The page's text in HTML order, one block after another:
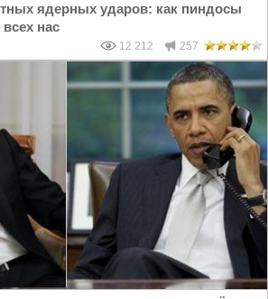
ядерных ударов: как пиндосы
нас
12 212 257